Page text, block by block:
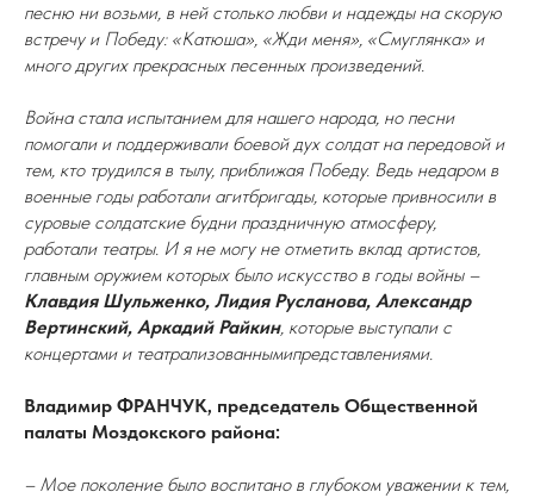
песню ни возьми, в ней столько любви и надежды на скорую
встречу и Победу: «Катюша», «Жди меня», «Смуглянка» и
много других прекрасных песенных произведений.
Война стала испытанием для нашего народа, но песни
помогали и поддерживали боевой дух солдат на передовой и
тем, кто трудился в тылу, приближая Победу. Ведь недаром в
военные годы работали агитбригады, которые привносили в
суровые солдатские будни праздничную атмосферу,
работали театры. И я не могу не отметить вклад артистов,
главным оружием которых было искусство в годы войны –
Клавдия Шульженко, Лидия Русланова, Александр
Вертинский, Аркадий Райкин, которые выступали с
концертами и театрализованнымипредставлениями.
Владимир ФРАНЧУК, председатель Общественной
палаты Моздокского района:
– Мое поколение было воспитано в глубоком уважении к тем,